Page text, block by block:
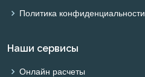
Политика конфиденциальности
Наши сервисы
Онлайн расчеты